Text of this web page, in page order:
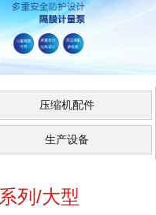
压缩机配件
生产设备
列/大型